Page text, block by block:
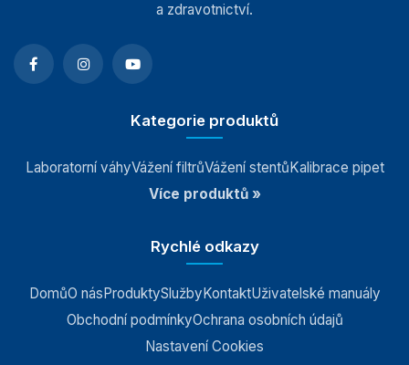
a zdravotnictví.
Kategorie produktů
Laboratorní váhyVážení filtrůVážení stentůKalibrace pipet
Více produktů »
Rychlé odkazy
DomůO násProduktySlužbyKontaktUživatelské manuály
Obchodní podmínkyOchrana osobních údajů
Nastavení Cookies